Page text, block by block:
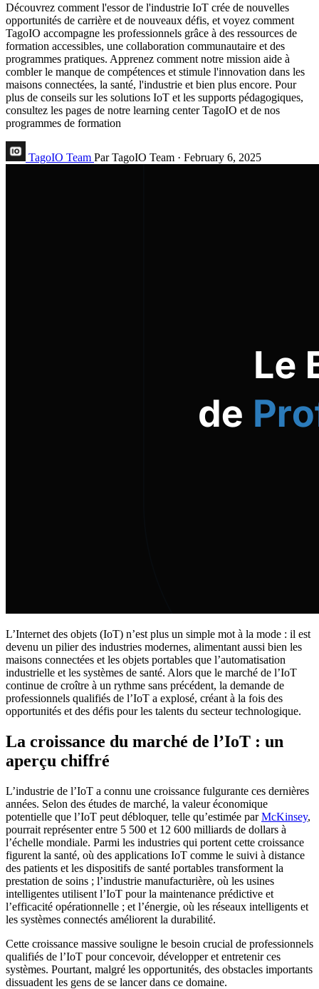
Découvrez comment l'essor de l'industrie IoT crée de nouvelles
opportunités de carrière et de nouveaux défis, et voyez comment
TagoIO accompagne les professionnels grâce à des ressources de
formation accessibles, une collaboration communautaire et des
programmes pratiques. Apprenez comment notre mission aide à
combler le manque de compétences et stimule l'innovation dans les
maisons connectées, la santé, l'industrie et bien plus encore. Pour
plus de conseils sur les solutions IoT et les supports pédagogiques,
consultez les pages de notre learning center TagoIO et de nos
programmes de formation
TagoIO Team Par TagoIO Team · February 6, 2025
L’Internet des objets (IoT) n’est plus un simple mot à la mode : il est
devenu un pilier des industries modernes, alimentant aussi bien les
maisons connectées et les objets portables que l’automatisation
industrielle et les systèmes de santé. Alors que le marché de l’IoT
continue de croître à un rythme sans précédent, la demande de
professionnels qualifiés de l’IoT a explosé, créant à la fois des
opportunités et des défis pour les talents du secteur technologique.
La croissance du marché de l’IoT : un
aperçu chiffré
L’industrie de l’IoT a connu une croissance fulgurante ces dernières
années. Selon des études de marché, la valeur économique
potentielle que l’IoT peut débloquer, telle qu’estimée parMcKinsey,
pourrait représenter entre 5 500 et 12 600 milliards de dollars à
l’échelle mondiale. Parmi les industries qui portent cette croissance
figurent la santé, où des applications IoT comme le suivi à distance
des patients et les dispositifs de santé portables transforment la
prestation de soins ; l’industrie manufacturière, où les usines
intelligentes utilisent l’IoT pour la maintenance prédictive et
l’efficacité opérationnelle ; et l’énergie, où les réseaux intelligents et
les systèmes connectés améliorent la durabilité.
Cette croissance massive souligne le besoin crucial de professionnels
qualifiés de l’IoT pour concevoir, développer et entretenir ces
systèmes. Pourtant, malgré les opportunités, des obstacles importants
dissuadent les gens de se lancer dans ce domaine.